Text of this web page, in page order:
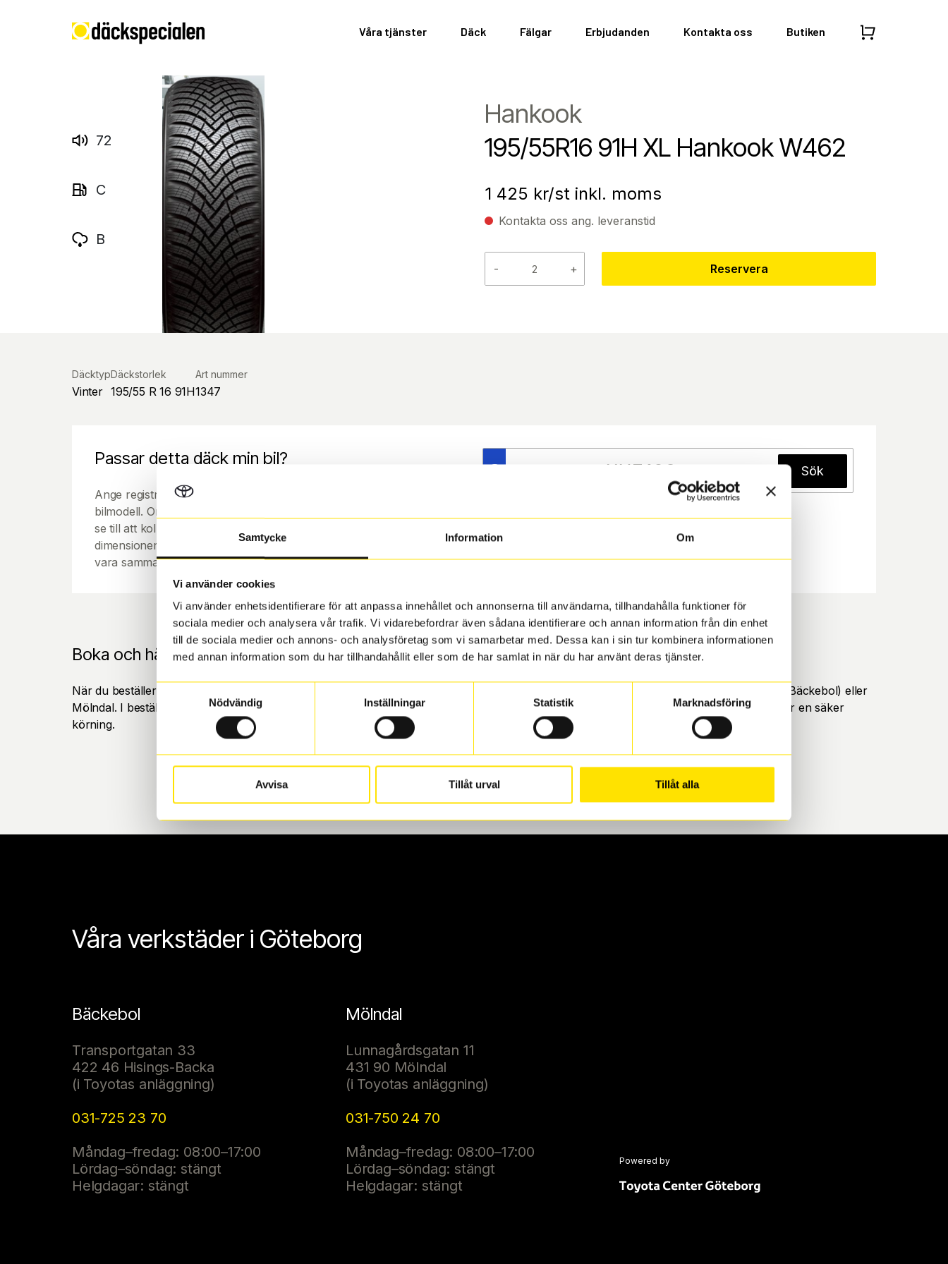
Samtycke Information Om
Vi använder cookies
Vi använder enhetsidentifierare för att anpassa innehållet och annonserna till användarna, tillhandahålla funktioner för
sociala medier och analysera vår trafik. Vi vidarebefordrar även sådana identifierare och annan information från din enhet
till de sociala medier och annons- och analysföretag som vi samarbetar med. Dessa kan i sin tur kombinera informationen
med annan information som du har tillhandahållit eller som de har samlat in när du har använt deras tjänster.
Samtyckesval
Nödvändig
Inställningar Statistik Marknadsföring
Avvisa Tillåt urval Tillåt alla
Våra tjänster Däck Fälgar Erbjudanden Kontakta oss Butiken
72
C
B
Hankook
195/55R16 91H XL Hankook W462
1 425 kr/st inkl. moms
Kontakta oss ang. leveranstid
- + Reservera
Däcktyp
Vinter
Däckstorlek
195/55 R 16 91H
Art nummer
1347
Passar detta däck min bil?
Ange registreringsnummer för att se om det däck du valt passar din
bilmodell. Om du köper däck som skall sättas på dina befintliga fälgar,
se till att kolla en extra gång så att däck och fälg har samma
dimensioner. Ibland kan fälgen ha bytts ut under årens lopp och inte
vara samma dimension som bilen hade ut från fabrik.
S Sök
Boka och hämta hos Däckspecialen
När du beställer dina nya däck eller fälgar hos oss levereras de direkt till någon av våra däckverkstäder i Göteborg. Välj mellan Hisingen (Bäckebol) eller
Mölndal. I beställningen anger du datum och tid för upphämtning eller service. När vi byter dina däck ser vi till att de uppfyller alla krav för en säker
körning.
Våra verkstäder i Göteborg
Bäckebol
Transportgatan 33
422 46 Hisings-Backa
(i Toyotas anläggning)
031-725 23 70
Måndag–fredag: 08:00–17:00
Lördag–söndag: stängt
Helgdagar: stängt
Mölndal
Lunnagårdsgatan 11
431 90 Mölndal
(i Toyotas anläggning)
031-750 24 70
Måndag–fredag: 08:00–17:00
Lördag–söndag: stängt
Helgdagar: stängt
Powered by